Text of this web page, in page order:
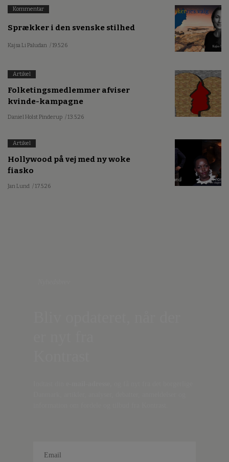
Kommentar
Sprækker i den svenske stilhed
Kajsa Li Paludan / 19.5.26
Artikel
Folketingsmedlemmer afviser
kvinde-kampagne
Daniel Holst Pinderup / 13.5.26
Artikel
Hollywood på vej med ny woke
fiasko
Jan Lund / 17.5.26